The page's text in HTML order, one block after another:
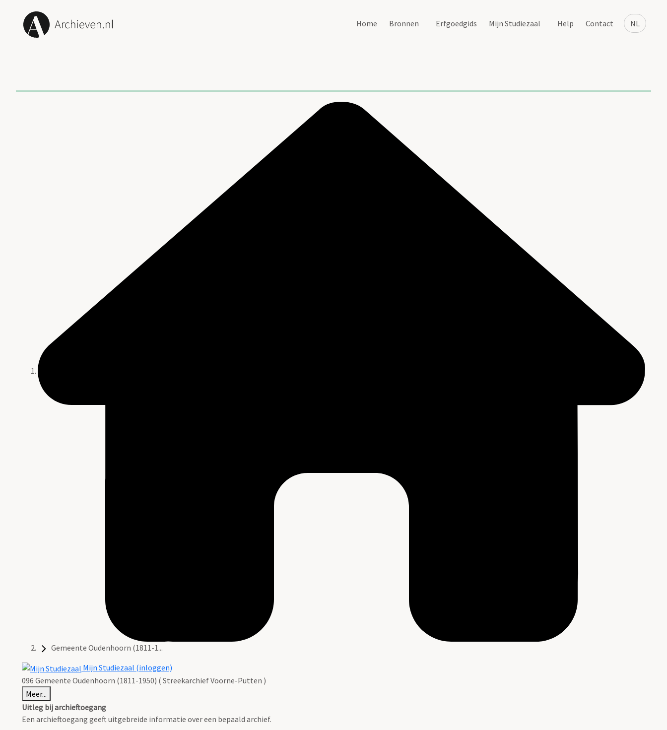
NL
Home Bronnen Erfgoedgids Mijn Studiezaal Help Contact
Gemeente Oudenhoorn (1811-1...
Mijn Studiezaal (inloggen)
096 Gemeente Oudenhoorn (1811-1950) ( Streekarchief Voorne-Putten )
Meer...
Uitleg bij archieftoegang
Een archieftoegang geeft uitgebreide informatie over een bepaald archief.